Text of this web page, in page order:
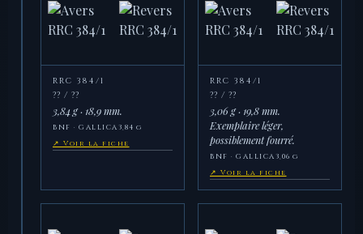
RRC 384/1
?? / ??
3,84 g · 18,9 mm.
BNF · GALLICA 3,84 g
↗ Voir la fiche
RRC 384/1
?? / ??
3,06 g · 19,8 mm.
Exemplaire léger,
possiblement fourré.
BNF · GALLICA 3,06 g
↗ Voir la fiche